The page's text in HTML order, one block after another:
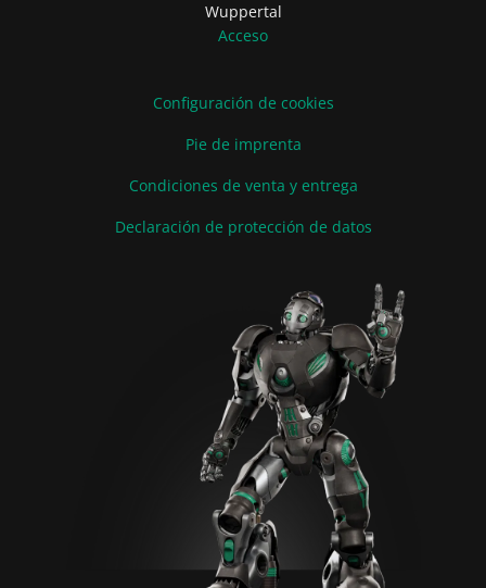
Wuppertal
Acceso
Configuración de cookies
Pie de imprenta
Condiciones de venta y entrega
Declaración de protección de datos